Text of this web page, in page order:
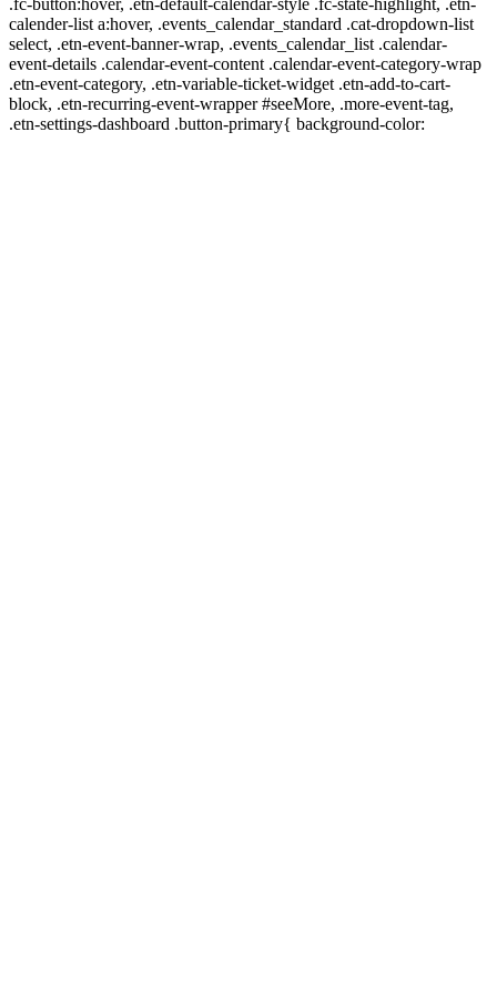
.fc-button:hover, .etn-default-calendar-style .fc-state-highlight, .etn-
calender-list a:hover, .events_calendar_standard .cat-dropdown-list
select, .etn-event-banner-wrap, .events_calendar_list .calendar-
event-details .calendar-event-content .calendar-event-category-wrap
.etn-event-category, .etn-variable-ticket-widget .etn-add-to-cart-
block, .etn-recurring-event-wrapper #seeMore, .more-event-tag,
.etn-settings-dashboard .button-primary{ background-color: